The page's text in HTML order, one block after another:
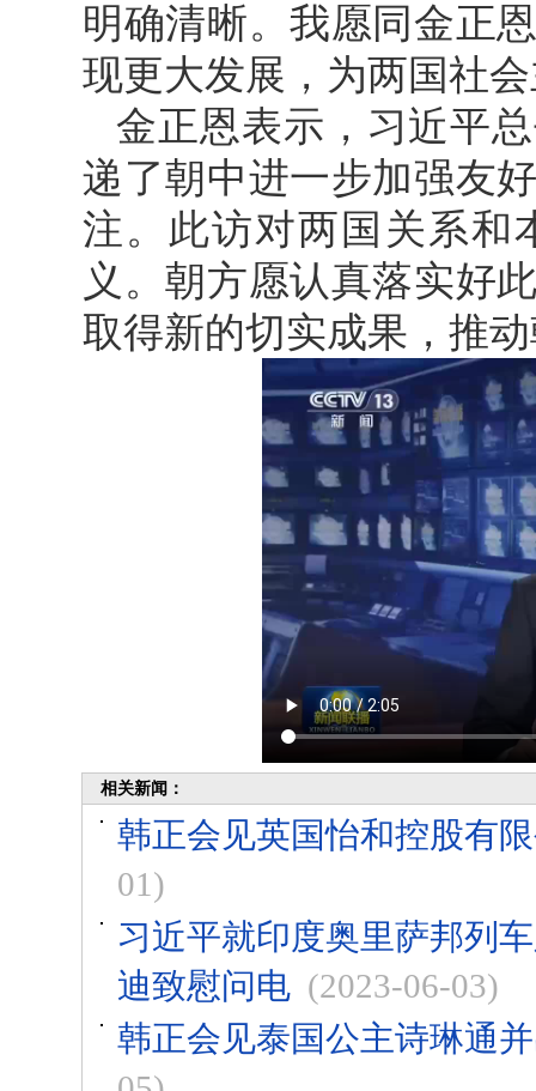
明确清晰。我愿同金正
现更大发展，为两国社
金正恩表示，习近平
递了朝中进一步加强友
注。此访对两国关系和
义。朝方愿认真落实好
取得新的切实成果，推
相关新闻：
韩正会见英国怡和控股有
01)
习近平就印度奥里萨邦列
迪致慰问电 (2023-06-03)
韩正会见泰国公主诗琳通